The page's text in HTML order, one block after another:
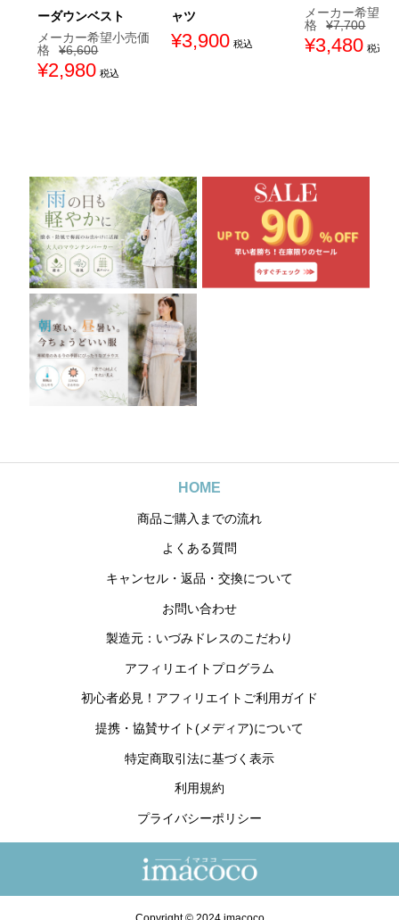
ーダウンベスト
¥6,600
元
の
0
0
で
し
た
。
¥2,980現
在
9
0
で
す
。
税込
ャツ
¥3,900 税込
¥7,700
元
の
で
し
た
。
¥3,480現
在
0
税込
HOME
商品ご購入までの流れ
よくある質問
キャンセル・返品・交換について
お問い合わせ
製造元：いづみドレスのこだわり
アフィリエイトプログラム
初心者必見！アフィリエイトご利用ガイド
提携・協賛サイト(メディア)について
特定商取引法に基づく表示
利用規約
プライバシーポリシー